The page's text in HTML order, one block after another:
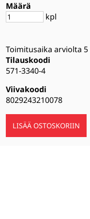
Määrä
kpl
Toimitusaika arviolta
Tilauskoodi
571-3340-4
Viivakoodi
8029243210078